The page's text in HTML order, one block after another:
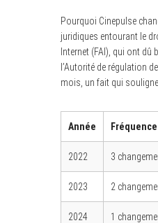
Pourquoi Cinepulse
juridiques entourant le
Internet (FAI), qui ont
l’Autorité de régulation
mois, un fait qui
Année
2022 3
2023 2
2024 1